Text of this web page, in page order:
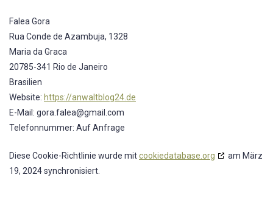
Falea Gora
Rua Conde de Azambuja, 1328
Maria da Graca
20785-341 Rio de Janeiro
Brasilien
Website: https://anwaltblog24.de
E-Mail: gora.falea@gmail.com
Telefonnummer: Auf Anfrage
Diese Cookie-Richtlinie wurde mitcookiedatabase.org
am März
19, 2024 synchronisiert.